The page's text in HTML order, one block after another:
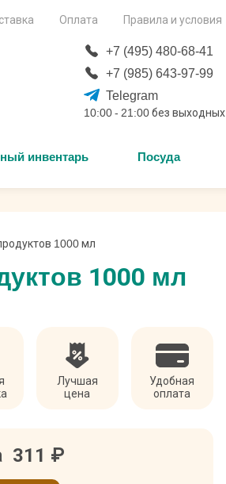
Оплата Правила и условия
+7 (495) 480-68-41
+7 (985) 643-97-99
Telegram
10:00 - 21:00 без выходных
инвентарь Посуда
1000 мл
1000 мл
Лучшая
цена
Удобная
оплата
311 ₽